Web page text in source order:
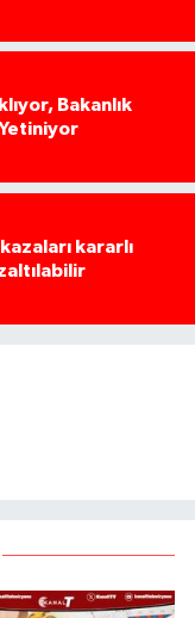
Bakanlık
kararlı